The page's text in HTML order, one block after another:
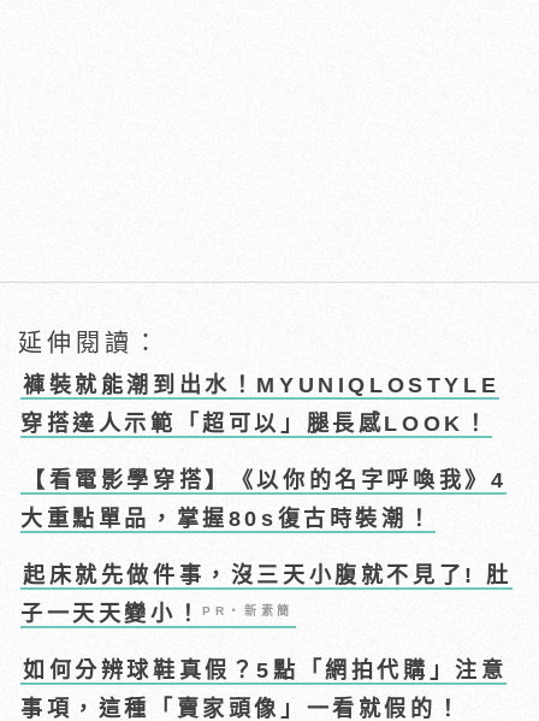
延伸閱讀：
褲裝就能潮到出水！MYUNIQLOSTYLE
穿搭達人示範「超可以」腿長感LOOK！
【看電影學穿搭】《以你的名字呼喚我》4
大重點單品，掌握80s復古時裝潮！
起床就先做件事，沒三天小腹就不見了! 肚
子一天天變小！PR・新素簡
如何分辨球鞋真假？5點「網拍代購」注意
事項，這種「賣家頭像」一看就假的！